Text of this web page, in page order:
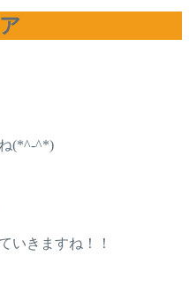
(*^-^*)
いきますね！！